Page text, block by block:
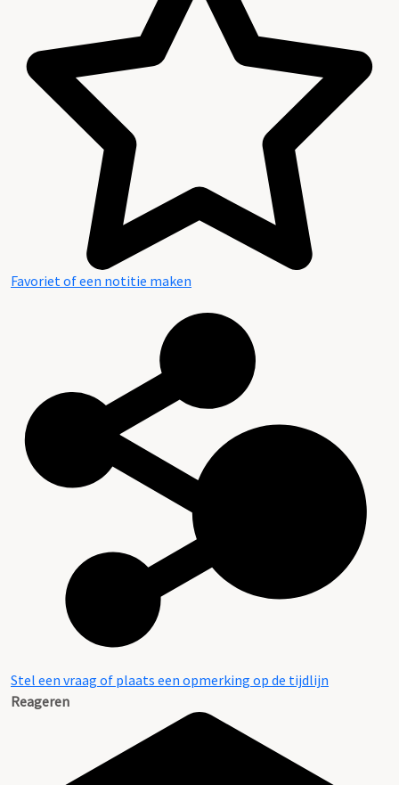
Favoriet of een notitie maken
Stel een vraag of plaats een opmerking op de tijdlijn
Reageren